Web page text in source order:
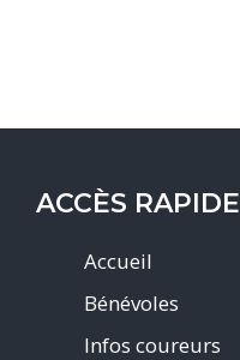
ACCÈS RAPIDE
Accueil
Bénévoles
Infos coureurs